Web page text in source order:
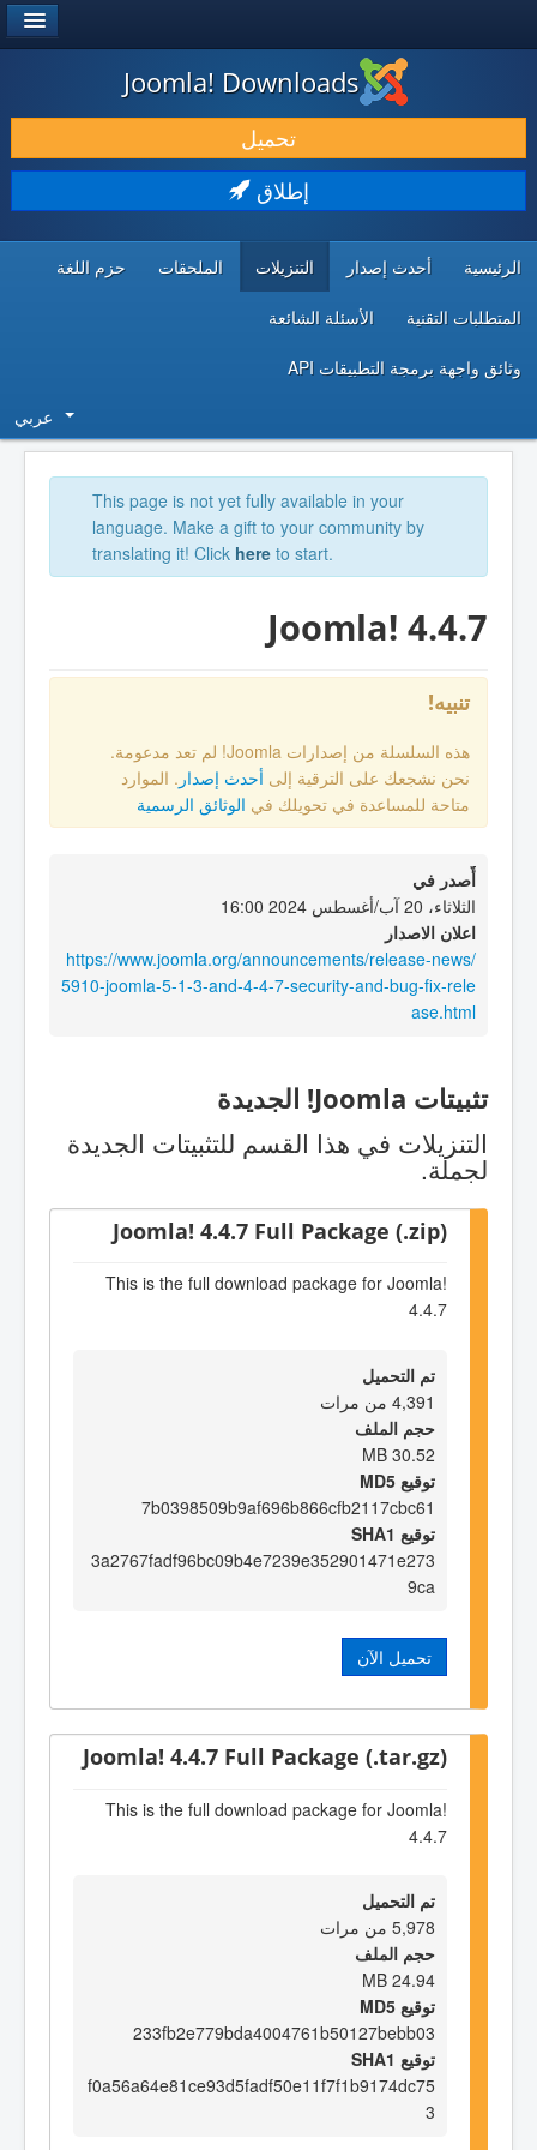
حمل & ومدد
اكتشف & تعلم
Joomla! Downloads
تحميل
إطلاق
الرئيسية أحدث إصدار التنزيلات الملحقات حزم اللغة
المتطلبات التقنية الأسئلة الشائعة
وثائق واجهة برمجة التطبيقات API
عربي
This page is not yet fully available in your
language. Make a gift to your community by
translating it! Click here to start.
Joomla! 4.4.7
تنبيه!
هذه السلسلة من إصدارات Joomla! لم تعد مدعومة.
نحن نشجعك على الترقية إلى أحدث إصدار . الموارد
متاحة للمساعدة في تحويلك في الوثائق الرسمية
أٌصدر في
الثلاثاء، 20 آب/أغسطس 2024 16:00
اعلان الاصدار
https://www.joomla.org/announcements/release-news/
5910-joomla-5-1-3-and-4-4-7-security-and-bug-fix-rele
ase.html
تثبيتات Joomla! الجديدة
التنزيلات في هذا القسم للتثبيتات الجديدة
لجملة.
Joomla! 4.4.7 Full Package (.zip)
This is the full download package for Joomla!
4.4.7
تم التحميل
4,391 من مرات
حجم الملف
30.52 MB
توقيع MD5
7b0398509b9af696b866cfb2117cbc61
توقيع SHA1
3a2767fadf96bc09b4e7239e352901471e273
9ca
تحميل الآن
Joomla! 4.4.7 Full Package (.tar.gz)
This is the full download package for Joomla!
4.4.7
تم التحميل
5,978 من مرات
حجم الملف
24.94 MB
توقيع MD5
233fb2e779bda4004761b50127bebb03
توقيع SHA1
f0a56a64e81ce93d5fadf50e11f7f1b9174dc75
3